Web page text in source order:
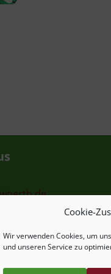
Cookie-
Wir verwenden Cookies, um
und unseren Service zu